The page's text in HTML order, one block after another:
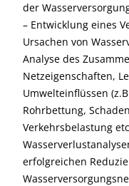
der
– Entwicklung eines
Ursachen von
Analyse des
Netzeigenschaften,
Umwelteinflüssen
Rohrbettung,
Verkehrsbelastung
erfolgreichen